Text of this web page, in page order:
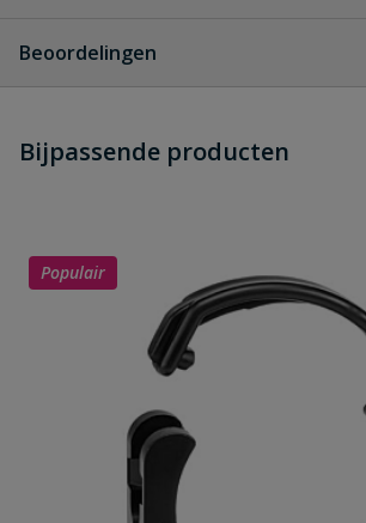
dit product?
Beoordelingen
Schrijf zelf een beoordeling
Uw waardering:
Bijpassende producten
Populair